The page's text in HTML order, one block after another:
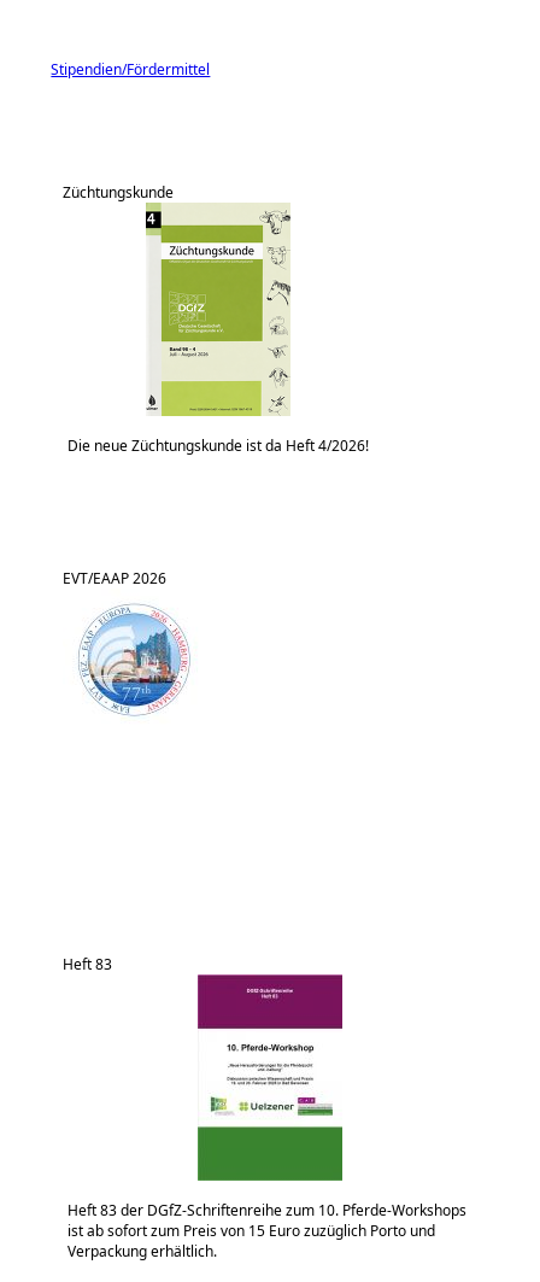
Stipendien/Fördermittel
Züchtungskunde
Die neue Züchtungskunde ist da Heft 4/2026!
EVT/EAAP 2026
Heft 83
Heft 83 der DGfZ-Schriftenreihe zum 10. Pferde-Workshops
ist ab sofort zum Preis von 15 Euro zuzüglich Porto und
Verpackung erhältlich.